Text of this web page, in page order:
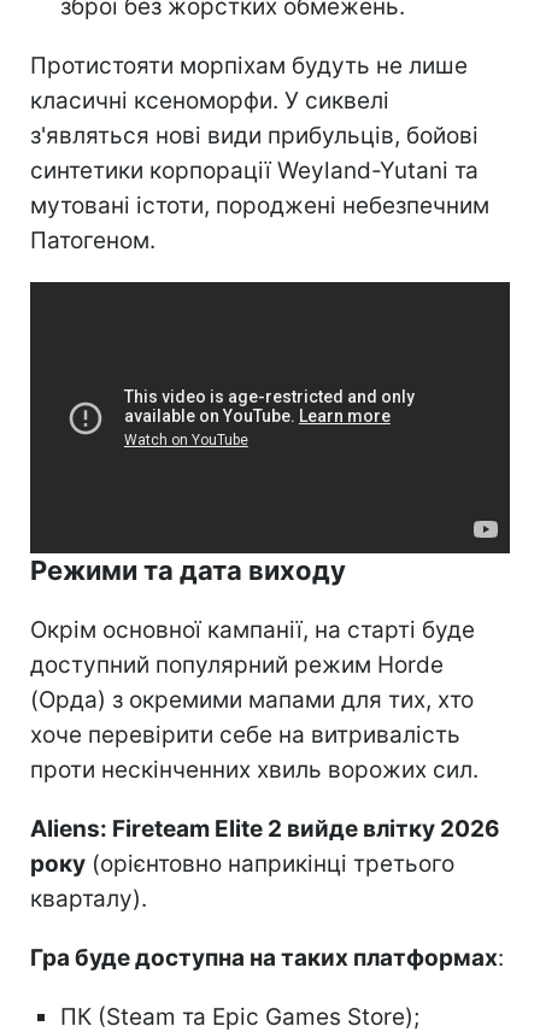
зброї без жорстких обмежень.
Протистояти морпіхам будуть не лише
класичні ксеноморфи. У сиквелі
з'являться нові види прибульців, бойові
синтетики корпорації Weyland-Yutani та
мутовані істоти, породжені небезпечним
Патогеном.
Режими та дата виходу
Окрім основної кампанії, на старті буде
доступний популярний режим Horde
(Орда) з окремими мапами для тих, хто
хоче перевірити себе на витривалість
проти нескінченних хвиль ворожих сил.
Aliens: Fireteam Elite 2 вийде влітку 2026
року (орієнтовно наприкінці третього
кварталу).
Гра буде доступна на таких платформах:
ПК (Steam та Epic Games Store);